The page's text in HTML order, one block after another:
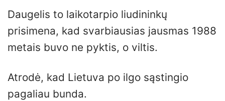
Daugelis to laikotarpio liudininkų
prisimena, kad svarbiausias jausmas 1988
metais buvo ne pyktis, o viltis.
Atrodė, kad Lietuva po ilgo sąstingio
pagaliau bunda.